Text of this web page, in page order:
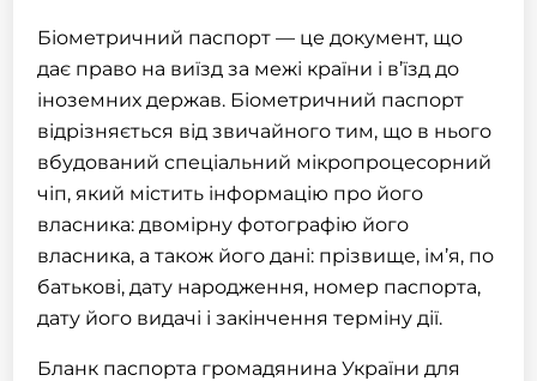
Біометричний паспорт — це документ, що
дає право на виїзд за межі країни і в’їзд до
іноземних держав. Біометричний паспорт
відрізняється від звичайного тим, що в нього
вбудований спеціальний мікропроцесорний
чіп, який містить інформацію про його
власника: двомірну фотографію його
власника, а також його дані: прізвище, ім’я, по
батькові, дату народження, номер паспорта,
дату його видачі і закінчення терміну дії.
Бланк паспорта громадянина України для